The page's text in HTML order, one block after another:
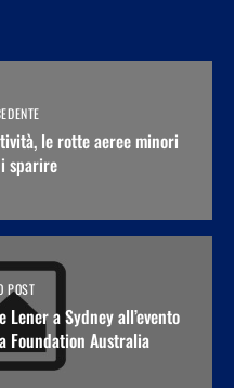
le rotte aeree minori
sparire
POST
a Sydney all’evento
Foundation Australia